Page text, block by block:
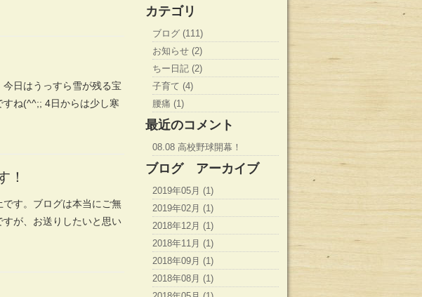
日はうっすら雪が残る宝
ね(^^;; 4日からは少し寒
！
す。ブログは本当にご無
が、お送りしたいと思い
カテゴリ
ブログ (111)
お知らせ (2)
ちー日記 (2)
子育て (4)
腰痛 (1)
最近のコメント
08.08 高校野球開幕！
ブログ アーカイブ
2019年05月 (1)
2019年02月 (1)
2018年12月 (1)
2018年11月 (1)
2018年09月 (1)
2018年08月 (1)